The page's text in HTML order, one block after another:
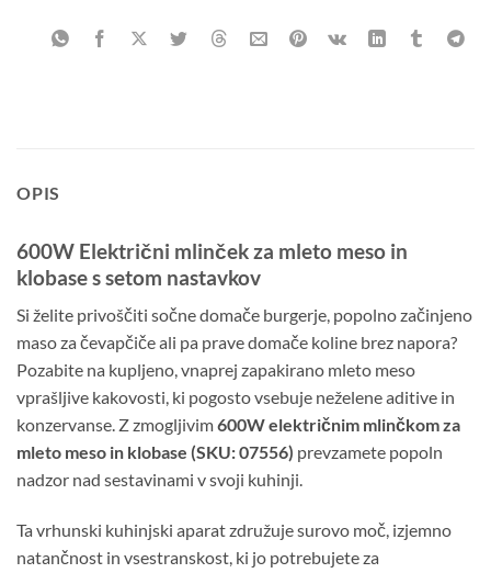
OPIS
600W Električni mlinček za mleto meso in
klobase s setom nastavkov
Si želite privoščiti sočne domače burgerje, popolno začinjeno
maso za čevapčiče ali pa prave domače koline brez napora?
Pozabite na kupljeno, vnaprej zapakirano mleto meso
vprašljive kakovosti, ki pogosto vsebuje neželene aditive in
konzervanse. Z zmogljivim600W električnim mlinčkom za
mleto meso in klobase (SKU: 07556) prevzamete popoln
nadzor nad sestavinami v svoji kuhinji.
Ta vrhunski kuhinjski aparat združuje surovo moč, izjemno
natančnost in vsestranskost, ki jo potrebujete za